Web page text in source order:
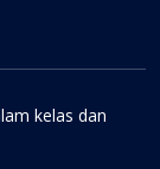
kelas dan